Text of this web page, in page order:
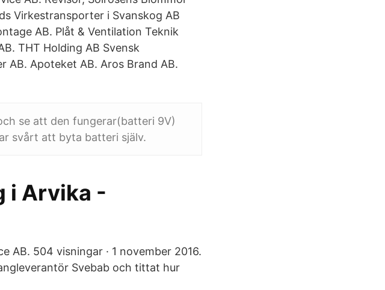
Virkestransporter i Svanskog AB
AB. Plåt & Ventilation Teknik
THT Holding AB Svensk
AB. Apoteket AB. Aros Brand AB.
se att den fungerar(batteri 9V)
svårt att byta batteri själv.
i Arvika -
AB. 504 visningar · 1 november 2016.
Svebab och tittat hur